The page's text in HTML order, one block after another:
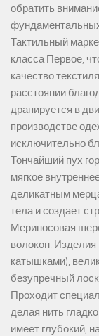
обратить
Тактильный
класса Первое,
качество
расстоянии
драпируется в
производстве
исключительно
Тончайший пух
мягкое
деликатным
тела и создает
Мериносовая
волокон. Изделия
катышками),
безупречный
Проходит
делая нить
имеет глубокий,